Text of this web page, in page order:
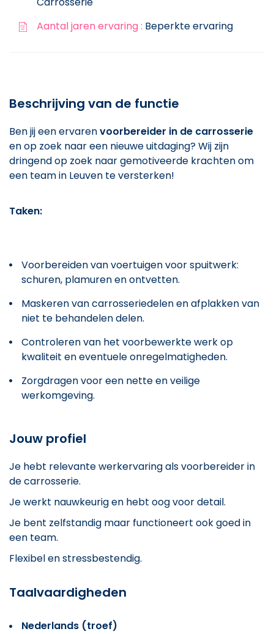
Aantal jaren ervaring : Beperkte ervaring
Beschrijving van de functie
Ben jij een ervarenvoorbereider in de carrosserie
en op zoek naar een nieuwe uitdaging? Wij zijn
dringend op zoek naar gemotiveerde krachten om
een team in Leuven te versterken!
Taken:
Voorbereiden van voertuigen voor spuitwerk:
schuren, plamuren en ontvetten.
Maskeren van carrosseriedelen en afplakken van
niet te behandelen delen.
Controleren van het voorbewerkte werk op
kwaliteit en eventuele onregelmatigheden.
Zorgdragen voor een nette en veilige
werkomgeving.
Jouw profiel
Je hebt relevante werkervaring als voorbereider in
de carrosserie.
Je werkt nauwkeurig en hebt oog voor detail.
Je bent zelfstandig maar functioneert ook goed in
een team.
Flexibel en stressbestendig.
Taalvaardigheden
Nederlands (troef)